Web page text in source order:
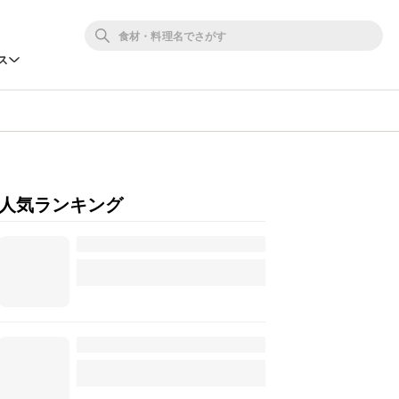
人気ランキング